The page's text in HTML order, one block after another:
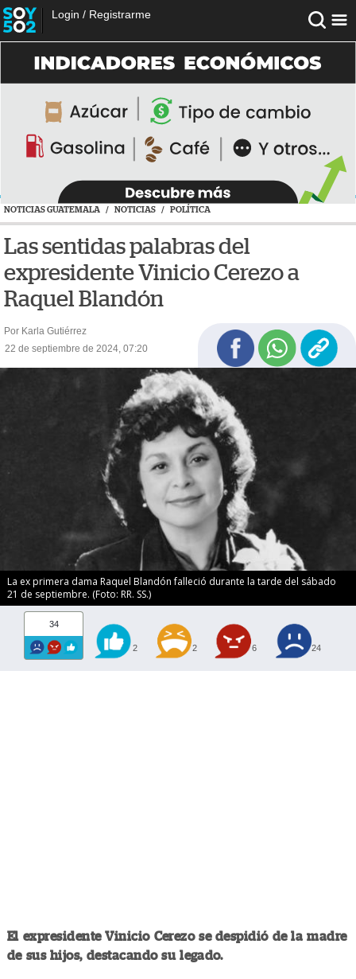
Login / Registrarme
NOTICIAS GUATEMALA / NOTICIAS / POLÍTICA
Las sentidas palabras del
expresidente Vinicio Cerezo a
Raquel Blandón
Por Karla Gutiérrez
22 de septiembre de 2024, 07:20
La ex primera dama Raquel Blandón falleció durante la tarde del sábado
21 de septiembre. (Foto: RR. SS.)
34
2 2 6 24
El expresidente Vinicio Cerezo se despidió de la madre
de sus hijos, destacando su legado.